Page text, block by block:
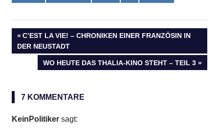
Beitragsnavigation
VORHERIGER
BEITRAG:
C’EST LA VIE! – CHRONIKEN EINER FRANZÖSIN IN
DER NEUSTADT
NÄCHSTER
WO HEUTE DAS THALIA-KINO STEHT – TEIL 3
7 KOMMENTARE
KeinPolitiker sagt: